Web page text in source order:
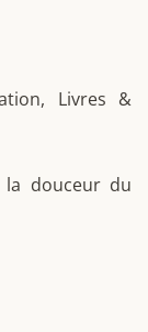
Livres &
la douceur du